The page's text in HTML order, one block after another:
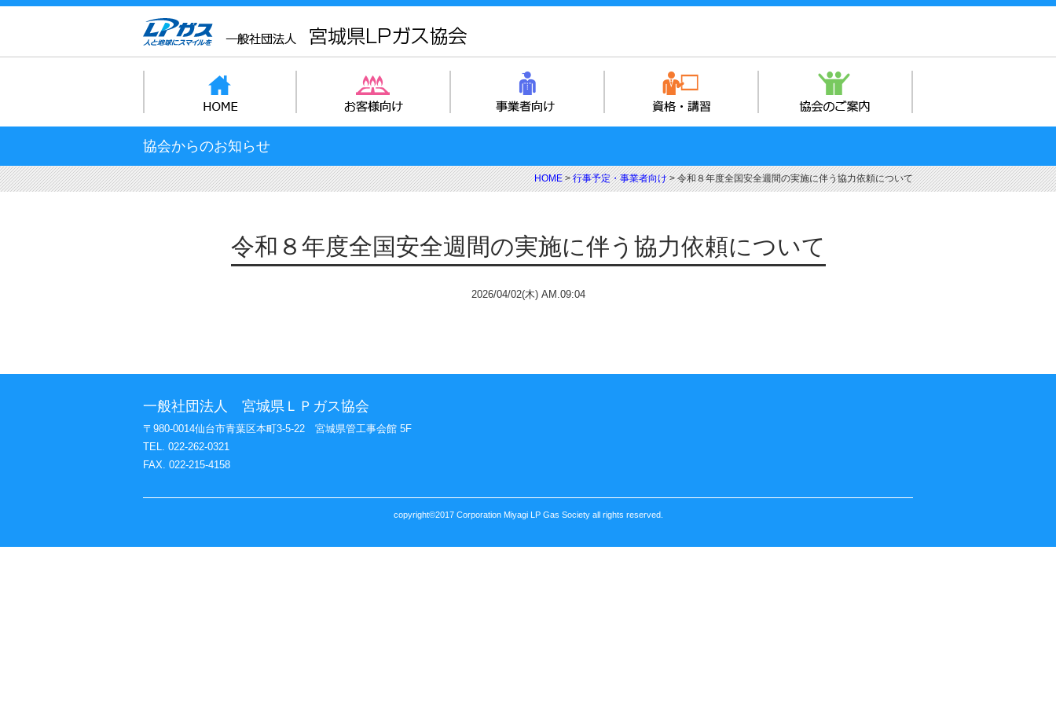
協会からのお知らせ
HOME>行事予定・事業者向け>令和８年度全国安全週間の実施に伴う協力依頼について
令和８年度全国安全週間の実施に伴う協力依頼について
2026/04/02(木) AM.09:04
一般社団法人 宮城県ＬＰガス協会
〒980-0014仙台市青葉区本町3-5-22 宮城県管工事会館 5F
TEL. 022-262-0321
FAX. 022-215-4158
copyright©2017 Corporation Miyagi LP Gas Society all rights reserved.